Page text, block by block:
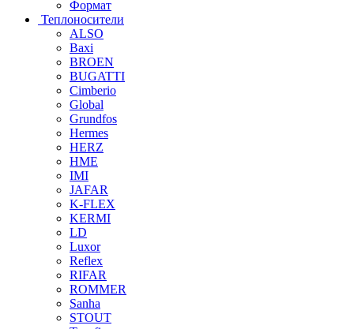
Формат
Теплоносители
ALSO
Baxi
BROEN
BUGATTI
Cimberio
Global
Grundfos
Hermes
HERZ
HME
IMI
JAFAR
K-FLEX
KERMI
LD
Luxor
Reflex
RIFAR
ROMMER
Sanha
STOUT